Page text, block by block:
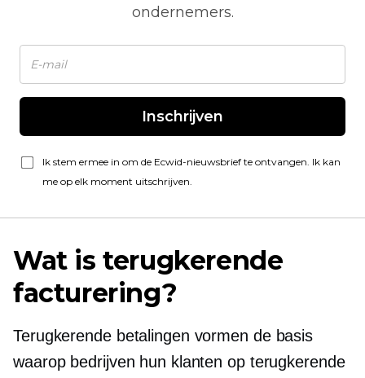
ondernemers.
Inschrijven
Ik stem ermee in om de Ecwid-nieuwsbrief te ontvangen. Ik kan
me op elk moment uitschrijven.
Wat is terugkerende
facturering?
Terugkerende betalingen vormen de basis
waarop bedrijven hun klanten op terugkerende